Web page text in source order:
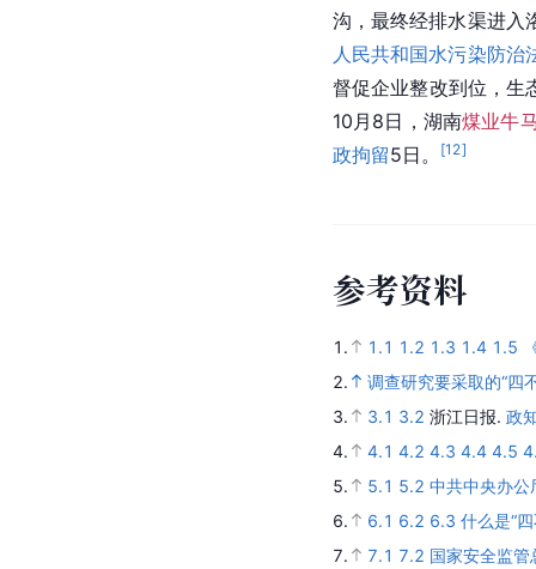
沟，最终经排水渠进入
人民共和国水污染防治
督促企业整改到位，生
10月8日，湖南煤业牛
政拘留5日。 [12]
参考资料
1. 1.1 1.2 1.3 1.4 1.5
2.
调查研究要采取的“四
3.
3.1 3.2 浙江日报. 政
4.
4.1 4.2 4.3 4.4 4.5
5.
5.1 5.2 中共中央办公
6.
6.1 6.2 6.3 什么是“
7.
7.1 7.2 国家安全监